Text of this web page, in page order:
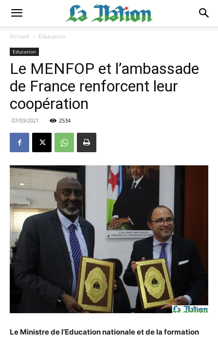
Accueil Education
Education
Le MENFOP et l’ambassade
de France renforcent leur
coopération
07/03/2021 2534
Le Ministre de l’Education nationale et de la formation